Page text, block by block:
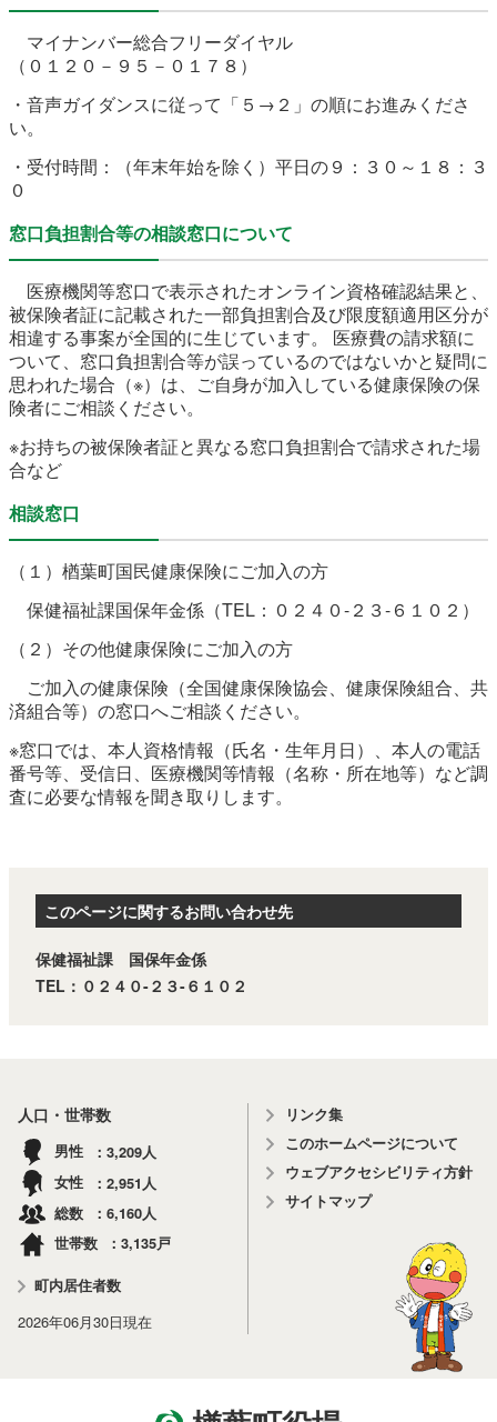
マイナンバー総合フリーダイヤル
（０１２０－９５－０１７８）
・音声ガイダンスに従って「５→２」の順にお進みくださ
い。
・受付時間：
（年末年始を除く）平日の９：３０～１８：３
０
窓口負担割合等の相談窓口について
医療機関等窓口で表示されたオンライン資格確認結果と、
被保険者証に記載された一部負担割合及び限度額適用区分が
相違する事案が全国的に生じています。 医療費の請求額に
ついて、窓口負担割合等が誤っているのではないかと疑問に
思われた場合（※）は、ご自身が加入している健康保険の保
険者にご相談ください。
※お持ちの被保険者証と異なる窓口負担割合で請求された場
合など
相談窓口
（１）楢葉町国民健康保険にご加入の方
保健福祉課国保年金係（TEL：０２４０-２３-６１０２）
（２）その他健康保険にご加入の方
ご加入の健康保険（全国健康保険協会、健康保険組合、共
済組合等）の窓口へご相談ください。
※窓口では、本人資格情報（氏名・生年月日）、本人の電話
番号等、受信日、医療機関等情報（名称・所在地等）など調
査に必要な情報を聞き取りします。
このページに関するお問い合わせ先
保健福祉課 国保年金係
TEL：０２４０-２３-６１０２
人口・世帯数
男性 3,209 人
女性
2,951 人
総数
6,160人
世帯数
3,135戸
町内居住者数
2026年06月30日現在
リンク集
このホームページについて
ウェブアクセシビリティ方針
サイトマップ